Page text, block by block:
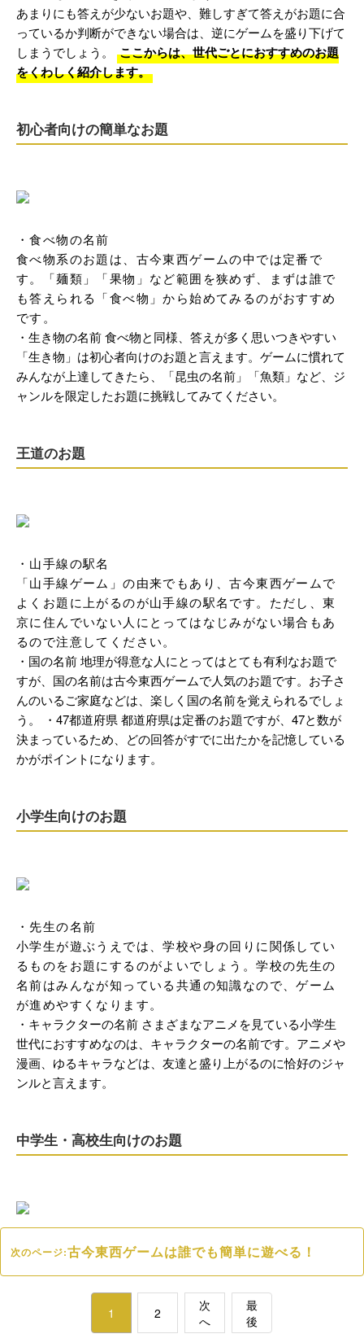
あまりにも答えが少ないお題や、難しすぎて答えがお題に合
っているか判断ができない場合は、逆にゲームを盛り下げて
しまうでしょう。
ここからは、世代ごとにおすすめのお題
をくわしく紹介します。
初心者向けの簡単なお題
・食べ物の名前
食べ物系のお題は、古今東西ゲームの中では定番で
す。「麺類」「果物」など範囲を狭めず、まずは誰で
も答えられる「食べ物」から始めてみるのがおすすめ
です。
・生き物の名前 食べ物と同様、答えが多く思いつきやすい
「生き物」は初心者向けのお題と言えます。ゲームに慣れて
みんなが上達してきたら、「昆虫の名前」「魚類」など、ジ
ャンルを限定したお題に挑戦してみてください。
王道のお題
・山手線の駅名
「山手線ゲーム」の由来でもあり、古今東西ゲームで
よくお題に上がるのが山手線の駅名です。ただし、東
京に住んでいない人にとってはなじみがない場合もあ
るので注意してください。
・国の名前 地理が得意な人にとってはとても有利なお題で
すが、国の名前は古今東西ゲームで人気のお題です。お子さ
んのいるご家庭などは、楽しく国の名前を覚えられるでしょ
う。 ・47都道府県 都道府県は定番のお題ですが、47と数が
決まっているため、どの回答がすでに出たかを記憶している
かがポイントになります。
小学生向けのお題
・先生の名前
小学生が遊ぶうえでは、学校や身の回りに関係してい
るものをお題にするのがよいでしょう。学校の先生の
名前はみんなが知っている共通の知識なので、ゲーム
が進めやすくなります。
・キャラクターの名前 さまざまなアニメを見ている小学生
世代におすすめなのは、キャラクターの名前です。アニメや
漫画、ゆるキャラなどは、友達と盛り上がるのに恰好のジャ
ンルと言えます。
中学生・高校生向けのお題
次のページ:古今東西ゲームは誰でも簡単に遊べる！
1 2
次
へ
最
後